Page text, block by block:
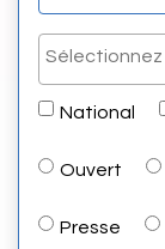
National
Ouvert
Presse